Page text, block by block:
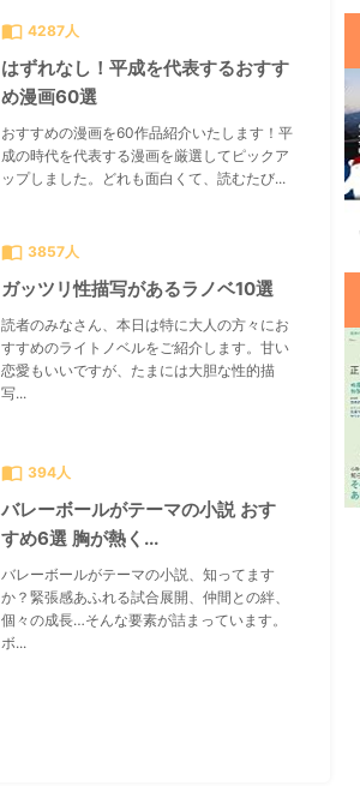
import_contacts 4287人
はずれなし！平成を代表するおすす
め漫画60選
おすすめの漫画を60作品紹介いたします！平
成の時代を代表する漫画を厳選してピックア
ップしました。どれも面白くて、読むたび...
import_contacts 3857人
ガッツリ性描写があるラノベ10選
読者のみなさん、本日は特に大人の方々にお
すすめのライトノベルをご紹介します。甘い
恋愛もいいですが、たまには大胆な性的描
写...
import_contacts 394人
バレーボールがテーマの小説 おす
すめ6選 胸が熱く...
バレーボールがテーマの小説、知ってます
か？緊張感あふれる試合展開、仲間との絆、
個々の成長…そんな要素が詰まっています。
ボ...